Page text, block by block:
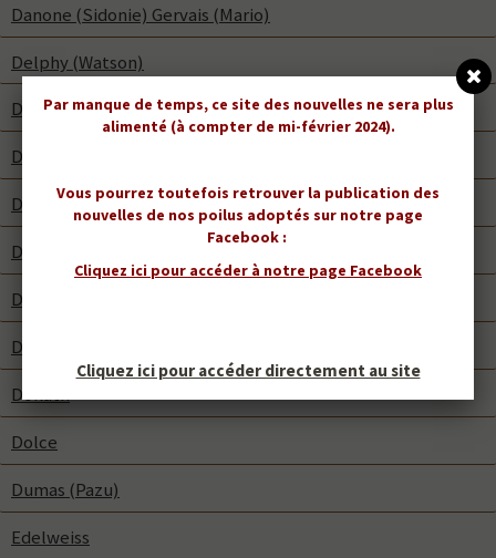
Danone (Sidonie) Gervais (Mario)
Delphy (Watson)
Denos
Denver
Destiny Omega
Diamant
Diamant X-peria
Dobre
Dokath
Dolce
Dumas (Pazu)
Edelweiss
Par manque de temps, ce site des nouvelles ne sera plus
alimenté (à compter de mi-février 2024).
Vous pourrez toutefois retrouver la publication des
nouvelles de nos poilus adoptés sur notre page
Facebook :
Cliquez ici pour accéder à notre page Facebook
Cliquez ici pour accéder directement au site